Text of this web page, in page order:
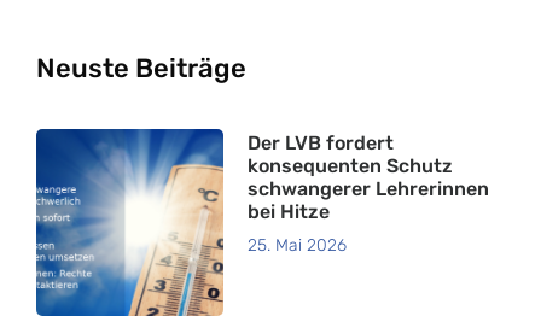
Neuste Beiträge
Der LVB fordert
konsequenten Schutz
schwangerer Lehrerinnen
bei Hitze
25. Mai 2026